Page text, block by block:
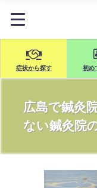
症状から探す 初め
広島で鍼灸
ない鍼灸院